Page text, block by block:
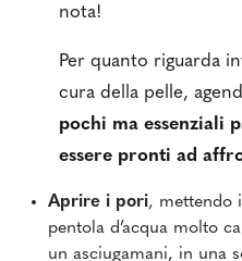
nota!
Per quanto riguarda
cura della pelle,
pochi ma essenziali
essere pronti ad
Aprire i pori, mettendo
pentola d’acqua molto
un asciugamani, in una